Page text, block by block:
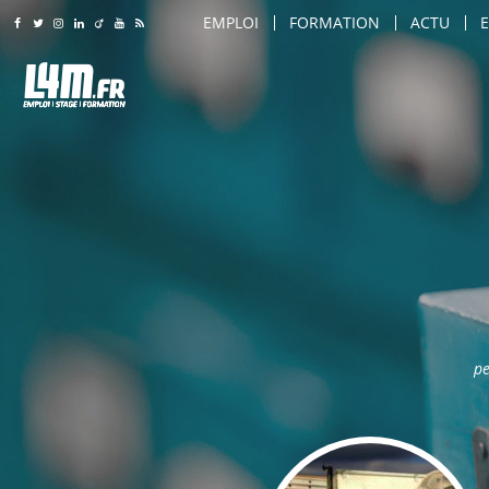
EMPLOI
LILLE
AMIENS
SAINT-QUENTIN
VALENCIENNES
COMPIÈGNE
AGENT DE SÉCURITÉ INCENDIE
AGENT DE TRANSPORT SÉCURISÉ
CHEF DE LIGNE
CONDUITE D'ENGINS (CACES / PONTS
CONDUITE DE MACHINES /
MAINTENANCE
MANUTENTION / EMBALLAGE
CALAIS
VILLENEUVE D'ASCQ
ARRAS
FORMATION
VILLENEUVE D'ASCQ
ARRAS
VALENCIENNES
COMPIÈGNE
ARTS & SAVOIR-FAIRE
CARROSSIER / PEINTRE
CONSEILLER DE VENTE
ENSEIGNANT /
ESTHÉTICIEN
ACTU